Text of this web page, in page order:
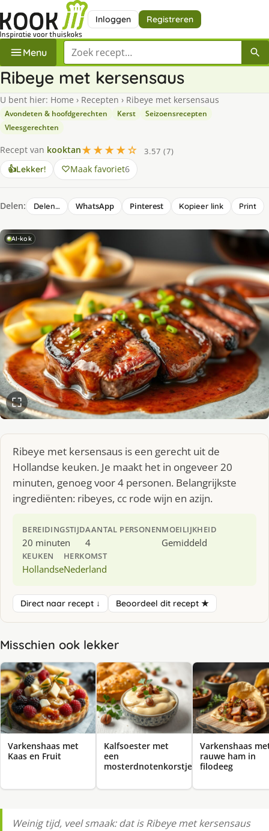
Inloggen Registreren
Menu Zoek een recept
Ribeye met kersensaus
U bent hier: Home › Recepten › Ribeye met kersensaus
Avondeten & hoofdgerechten Kerst
Seizoensrecepten
Vleesgerechten
Recept van kooktan★★★★☆
3.57 (7)
👍Lekker! Maak favoriet6
Delen: Delen… WhatsApp Pinterest Kopieer link Print
AI-kok
Ribeye met kersensaus is een gerecht uit de
Hollandse keuken. Je maakt het in ongeveer 20
minuten, genoeg voor 4 personen. Belangrijkste
ingrediënten: ribeyes, cc rode wijn en azijn.
BEREIDINGSTIJD
20 minuten
AANTAL PERSONEN
4
MOEILIJKHEID
Gemiddeld
KEUKEN
Hollandse
HERKOMST
Nederland
Direct naar recept ↓ Beoordeel dit recept ★
Misschien ook lekker
Varkenshaas met
Kaas en Fruit
Kalfsoester met
een
mosterdnotenkorstje
Varkenshaas
rauwe ham in
filodeeg
Weinig tijd, veel smaak: dat is Ribeye met kersensaus